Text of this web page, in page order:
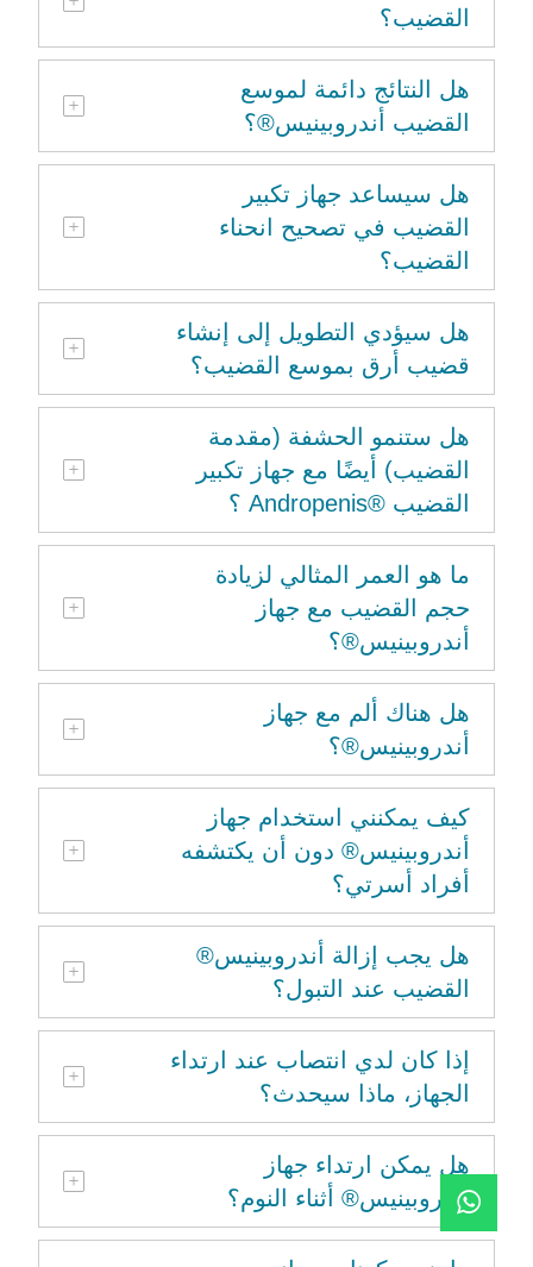
القضيب؟
هل النتائج دائمة لموسع
القضيب أندروبينيس®؟
هل سيساعد جهاز تكبير
القضيب في تصحيح انحناء
القضيب؟
هل سيؤدي التطويل إلى إنشاء
قضيب أرق بموسع القضيب؟
هل ستنمو الحشفة (مقدمة
القضيب) أيضًا مع جهاز تكبير
القضيب ®Andropenis ؟
ما هو العمر المثالي لزيادة
حجم القضيب مع جهاز
أندروبينيس®؟
هل هناك ألم مع جهاز
أندروبينيس®؟
كيف يمكنني استخدام جهاز
أندروبينيس® دون أن يكتشفه
أفراد أسرتي؟
هل يجب إزالة أندروبينيس®
القضيب عند التبول؟
إذا كان لدي انتصاب عند ارتداء
الجهاز، ماذا سيحدث؟
هل يمكن ارتداء جهاز
أندروبينيس® أثناء النوم؟